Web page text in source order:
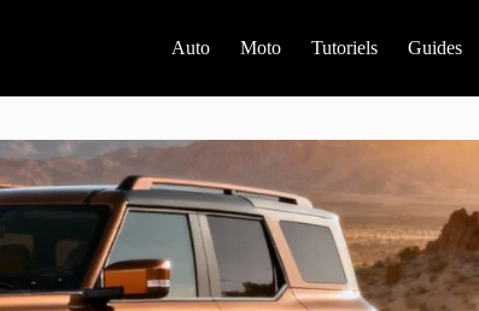
Auto Moto Tutoriels Guides